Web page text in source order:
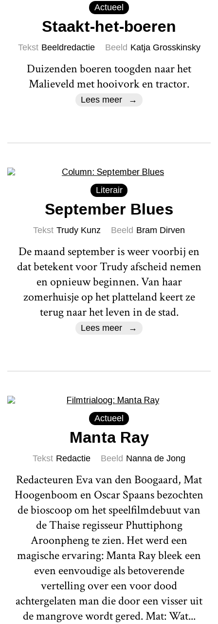
Actueel
Staakt-het-boeren
Tekst Beeldredactie Beeld Katja Grosskinsky
Duizenden boeren toogden naar het
Malieveld met hooivork en tractor.
Lees meer
Literair
September Blues
Tekst Trudy Kunz Beeld Bram Dirven
De maand september is weer voorbij en
dat betekent voor Trudy afscheid nemen
en opnieuw beginnen. Van haar
zomerhuisje op het platteland keert ze
terug naar het leven in de stad.
Lees meer
Actueel
Manta Ray
Tekst Redactie Beeld Nanna de Jong
Redacteuren Eva van den Boogaard, Mat
Hoogenboom en Oscar Spaans bezochten
de bioscoop om het speelfilmdebuut van
de Thaise regisseur Phuttiphong
Aroonpheng te zien. Het werd een
magische ervaring: Manta Ray bleek een
even eenvoudige als betoverende
vertelling over een voor dood
achtergelaten man die door een visser uit
de mangrove wordt gered. Mat: Wat...